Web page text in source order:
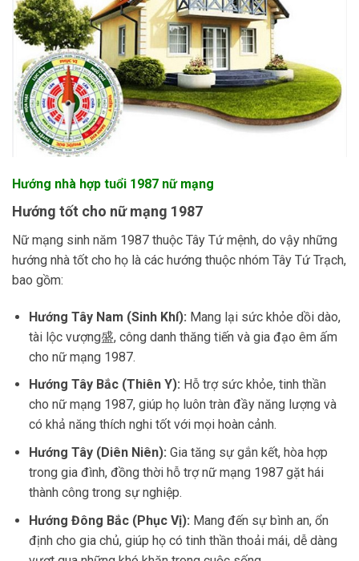
Hướng nhà hợp tuổi 1987 nữ mạng
Hướng tốt cho nữ mạng 1987
Nữ mạng sinh năm 1987 thuộc Tây Tứ mệnh, do vậy những
hướng nhà tốt cho họ là các hướng thuộc nhóm Tây Tứ Trạch,
bao gồm:
Hướng Tây Nam (Sinh Khí): Mang lại sức khỏe dồi dào,
tài lộc vượng盛, công danh thăng tiến và gia đạo êm ấm
cho nữ mạng 1987.
Hướng Tây Bắc (Thiên Y): Hỗ trợ sức khỏe, tinh thần
cho nữ mạng 1987, giúp họ luôn tràn đầy năng lượng và
có khả năng thích nghi tốt với mọi hoàn cảnh.
Hướng Tây (Diên Niên): Gia tăng sự gắn kết, hòa hợp
trong gia đình, đồng thời hỗ trợ nữ mạng 1987 gặt hái
thành công trong sự nghiệp.
Hướng Đông Bắc (Phục Vị): Mang đến sự bình an, ổn
định cho gia chủ, giúp họ có tinh thần thoải mái, dễ dàng